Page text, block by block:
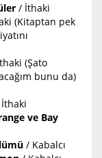
/ İthaki
(Kitaptan pek
(Şato
bunu da)
ve Bay
/ Kabalcı